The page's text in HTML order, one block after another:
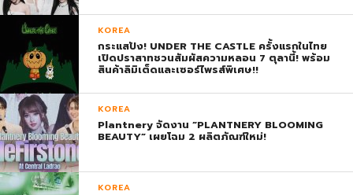
KOREA
กระแสปัง! UNDER THE CASTLE ครั้งแรกในไทย
เปิดปราสาทชวนสัมผัสความหลอน 7 ตุลานี้! พร้อม
สินค้าลิมิเต็ดและเซอร์ไพรส์พิเศษ!!
KOREA
Plantnery จัดงาน “PLANTNERY BLOOMING
BEAUTY” เผยโฉม 2 ผลิตภัณฑ์ใหม่!
KOREA